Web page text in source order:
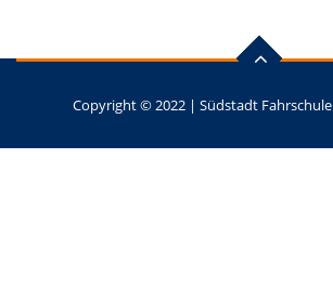
Copyright © 2022 | Südstadt Fahrschule